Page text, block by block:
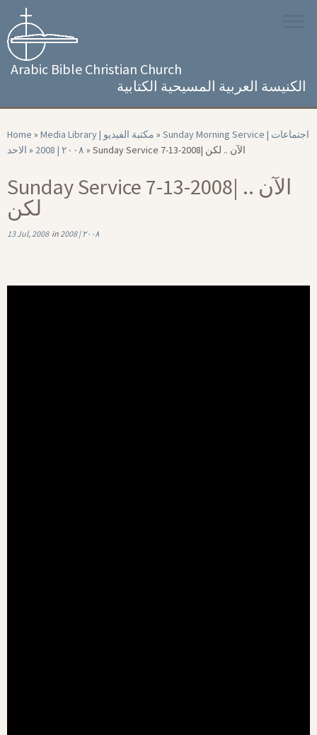
content
Arabic Bible Christian Church
الكنيسة العربية المسيحية الكتابية
Home » Media Library | مكتبة الفيديو » Sunday Morning Service | اجتماعات
الاحد » 2008 | ٢٠٠٨ » Sunday Service 7-13-2008| الآن .. لكن
Sunday Service 7-13-2008| الآن ..
لكن
13 Jul, 2008in 2008 | ٢٠٠٨